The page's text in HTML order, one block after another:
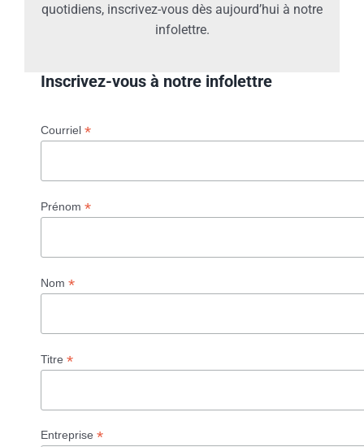
quotidiens, inscrivez-vous dès aujourd’hui à notre
infolettre.
Inscrivez-vous à notre infolettre
Courriel *
Prénom *
Nom *
Titre *
Entreprise *